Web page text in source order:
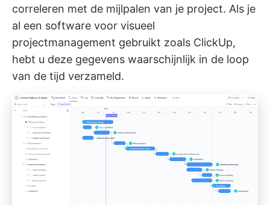
correleren met de mijlpalen van je project. Als je
al een software voor visueel
projectmanagement gebruikt zoals ClickUp,
hebt u deze gegevens waarschijnlijk in de loop
van de tijd verzameld.